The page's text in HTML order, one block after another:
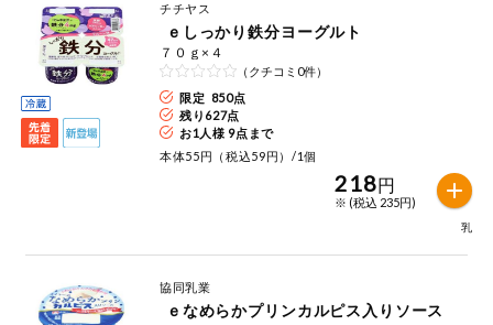
食品から探す
家庭用品から探す
目的から探す
自動注文システム登録
乾物・粉類
レトルト・缶
詰・瓶詰
調味料・だ
特定原材料
小麦 そば 卵
落花生 えび かに
いくら オレンジ
チチヤス
ｅしっかり鉄分ヨーグルト
７０ｇ×４
（クチコミ0件）
限定 850点
残り 627点
お1人様 9点まで
本体55円（税込59円）/1個
218円
※ (税込 235円)
乳
協同乳業
ｅなめらかプリンカルピス入りソース